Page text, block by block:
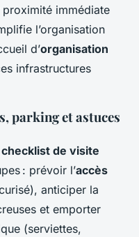
immédiate
l’organisation
d’organisation
infrastructures
parking et astuces
checklist de visite
: prévoir l’accès
anticiper la
et emporter
(serviettes,